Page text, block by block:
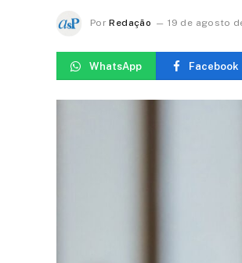
Por Redação 19 de agosto
WhatsApp Facebook